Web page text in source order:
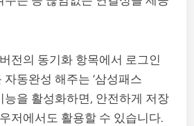
전의 동기화 항목에서 로그인
동완성 해주는 ‘삼성패스
능을 활성화하면, 안전하게 저장
저에서도 활용할 수 있습니다.